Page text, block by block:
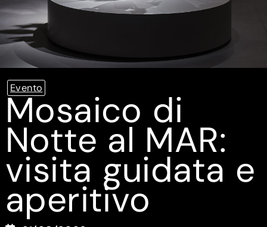
Evento
Mosaico di
Notte al MAR:
visita guidata e
aperitivo